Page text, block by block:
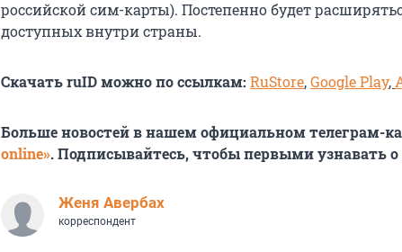
российской сим-карты). Постепенно будет
доступных внутри страны.
Скачать ruID можно по ссылкам: RuStore,Google Play,
Больше новостей в нашем официальном телеграм-
online». Подписывайтесь, чтобы первыми узнавать
Женя Авербах
корреспондент